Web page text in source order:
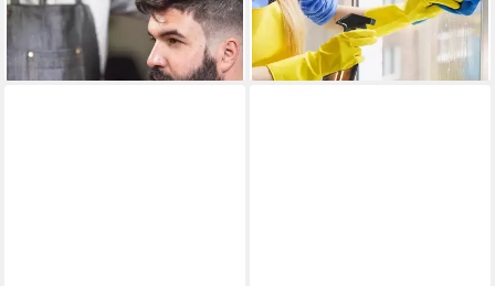
UVP 59,99 €
-47%
lieferbar - in 2-3 Werktagen bei dir
-45%
lieferbar - in 2-3 Werktagen bei dir